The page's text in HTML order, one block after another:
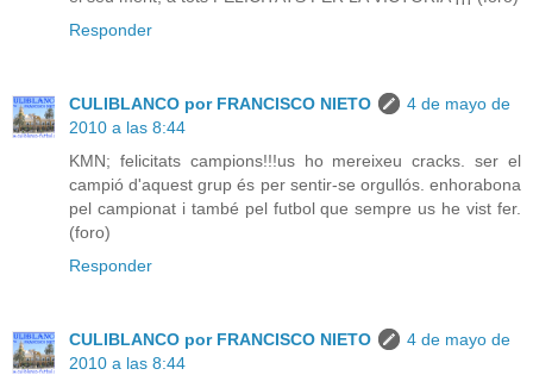
Responder
CULIBLANCO por FRANCISCO NIETO
4 de mayo de
2010 a las 8:44
KMN; felicitats campions!!!us ho mereixeu cracks. ser el
campió d'aquest grup és per sentir-se orgullós. enhorabona
pel campionat i també pel futbol que sempre us he vist fer.
(foro)
Responder
CULIBLANCO por FRANCISCO NIETO
4 de mayo de
2010 a las 8:44